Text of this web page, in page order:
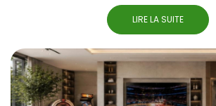
LIRE LA SUITE